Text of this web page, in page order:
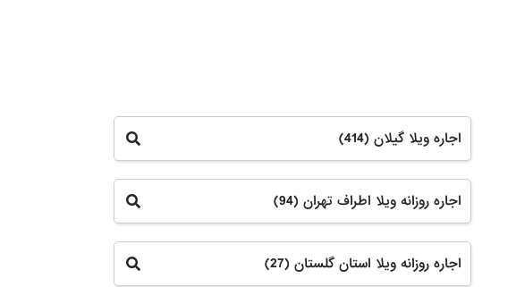
اجاره ویلا گیلان (414)
اجاره روزانه ویلا اطراف تهران (94)
اجاره روزانه ویلا استان گلستان (27)